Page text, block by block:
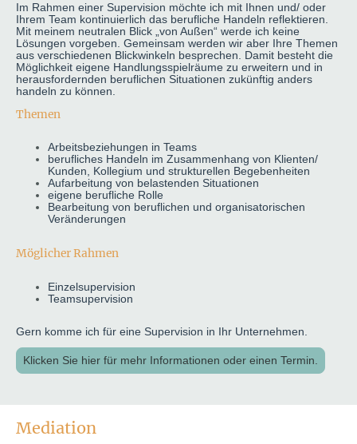
Im Rahmen einer Supervision möchte ich mit Ihnen und/ oder
Ihrem Team kontinuierlich das berufliche Handeln reflektieren.
Mit meinem neutralen Blick „von Außen“ werde ich keine
Lösungen vorgeben. Gemeinsam werden wir aber Ihre Themen
aus verschiedenen Blickwinkeln besprechen. Damit besteht die
Möglichkeit eigene Handlungsspielräume zu erweitern und in
herausfordernden beruflichen Situationen zukünftig anders
handeln zu können.
Themen
Arbeitsbeziehungen in Teams
berufliches Handeln im Zusammenhang von Klienten/
Kunden, Kollegium und strukturellen Begebenheiten
Aufarbeitung von belastenden Situationen
eigene berufliche Rolle
Bearbeitung von beruflichen und organisatorischen
Veränderungen
Möglicher Rahmen
Gern komme ich für eine Supervision in Ihr Unternehmen.
Einzelsupervision
Teamsupervision
Klicken Sie hier für mehr Informationen oder einen Termin.
Mediation